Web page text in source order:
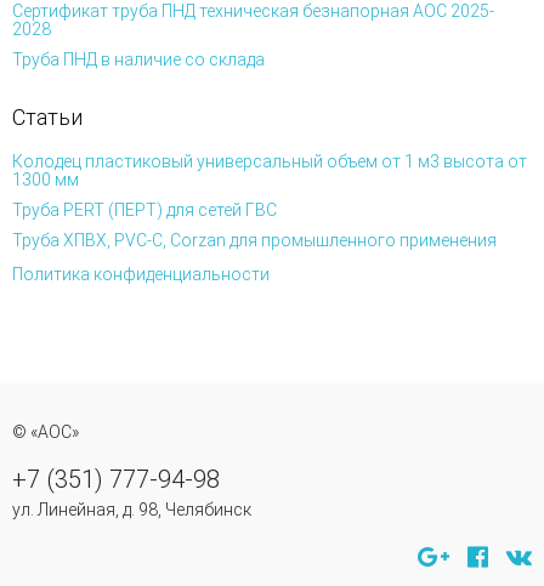
Сертификат труба ПНД техническая безнапорная АОС 2025-
2028
Труба ПНД в наличие со склада
Статьи
Колодец пластиковый универсальный объем от 1 м3 высота от
1300 мм
Труба PERT (ПЕРТ) для сетей ГВС
Труба ХПВХ, PVC-C, Corzan для промышленного применения
Политика конфиденциальности
© «АОС»
+7 (351) 777-94-98
ул. Линейная, д. 98, Челябинск